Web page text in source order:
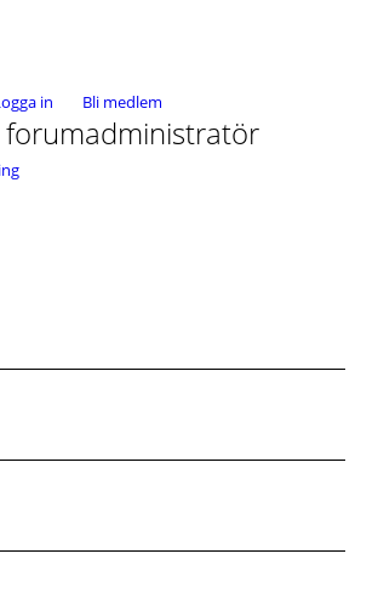
in Bli medlem
forumadministratör